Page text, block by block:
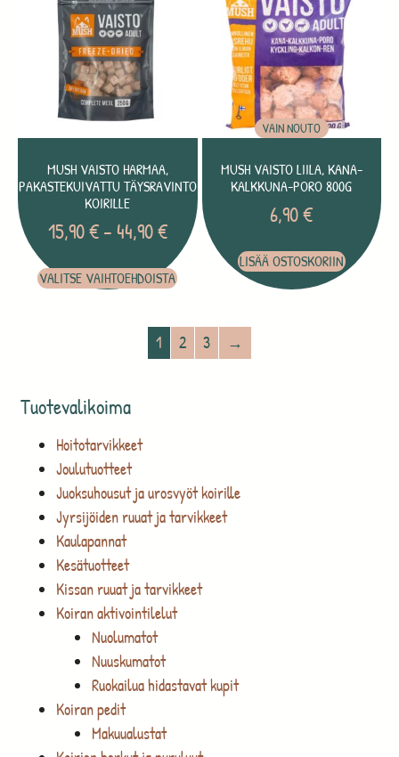
Tuotevalikoima
Hoitotarvikkeet
Joulutuotteet
Juoksuhousut ja urosvyöt koirille
Jyrsijöiden ruuat ja tarvikkeet
Kaulapannat
Kesätuotteet
Kissan ruuat ja tarvikkeet
Koiran aktivointilelut
Nuolumatot
Nuuskumatot
Ruokailua hidastavat kupit
Koiran pedit
Makuualustat
MUSH VAISTO HARMAA,
PAKASTEKUIVATTU TÄYSRAVINTO
KOIRILLE
15,90€ –44,90€
VALITSE VAIHTOEHDOISTA
VAIN NOUTO
MUSH VAISTO LIILA, KANA-
KALKKUNA-PORO 800G
6,90€
LISÄÄ OSTOSKORIIN
1 2 3 →